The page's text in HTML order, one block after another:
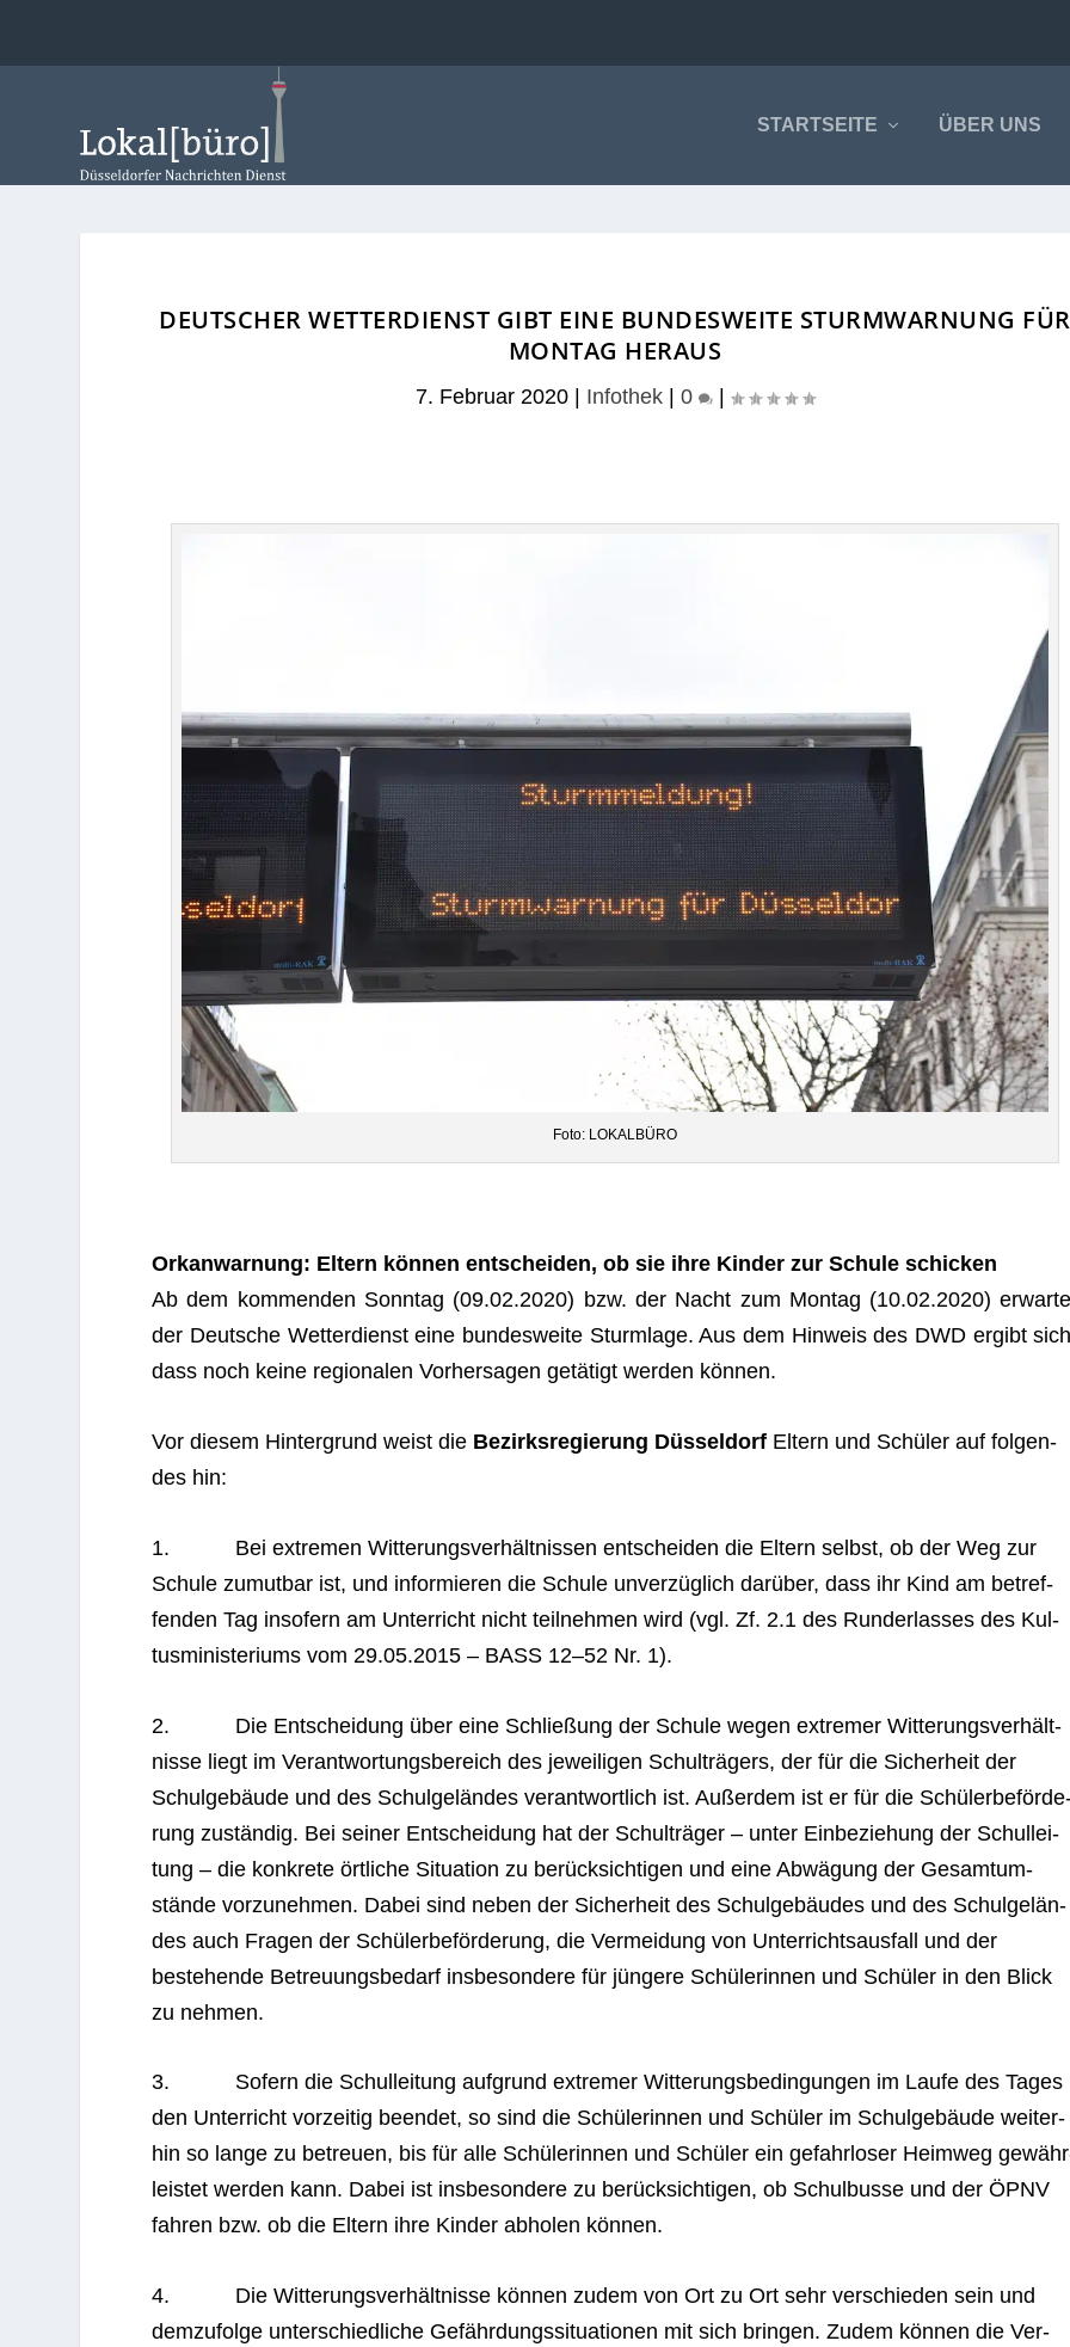
STARTSEITE ÜBER UNS
DEUTSCHER WETTERDIENST GIBT EINE BUNDESWEITE STURMWARNUNG FÜR
MONTAG HERAUS
7. Februar 2020| Infothek| 0 |
Foto: LOKALBÜRO
Orkan­war­nung: Eltern kön­nen ent­schei­den, ob sie ihre Kin­der zur Schule schicken
Ab dem kom­men­den Sonn­tag (09.02.2020) bzw. der Nacht zum Mon­tag (10.02.2020)
der Deut­sche Wet­ter­dienst eine bun­des­weite Sturm­lage. Aus dem Hin­weis des DWD ergibt
dass noch keine regio­na­len Vor­her­sa­gen getä­tigt wer­den können.
Vor die­sem Hin­ter­grund weist die Bezirks­re­gie­rung Düs­sel­dorf Eltern und Schü­ler auf fol­gen­
des hin:
1. Bei extre­men Wit­te­rungs­ver­hält­nis­sen ent­schei­den die Eltern selbst, ob der Weg zur
Schule zumut­bar ist, und infor­mie­ren die Schule unver­züg­lich dar­über, dass ihr Kind am betref­
fen­den Tag inso­fern am Unter­richt nicht teil­neh­men wird (vgl. Zf. 2.1 des Rund­erlas­ses des Kul­
tus­mi­nis­te­ri­ums vom 29.05.2015 – BASS 12–52 Nr. 1).
2. Die Ent­schei­dung über eine Schlie­ßung der Schule wegen extre­mer Wit­te­rungs­ver­hält­
nisse liegt im Ver­ant­wor­tungs­be­reich des jewei­li­gen Schul­trä­gers, der für die Sicher­heit der
Schul­ge­bäude und des Schul­ge­län­des ver­ant­wort­lich ist. Außer­dem ist er für die
rung zustän­dig. Bei sei­ner Ent­schei­dung hat der Schul­trä­ger – unter Ein­be­zie­hung der Schul­lei­
tung – die kon­krete ört­li­che Situa­tion zu berück­sich­ti­gen und eine Abwä­gung der Gesamt­um­
stände vor­zu­neh­men. Dabei sind neben der Sicher­heit des Schul­ge­bäu­des und des Schul­ge­län­
des auch Fra­gen der Schü­ler­be­för­de­rung, die Ver­mei­dung von Unter­richts­aus­fall und der
bestehende Betreu­ungs­be­darf ins­be­son­dere für jün­gere Schü­le­rin­nen und Schü­ler in den Blick
zu nehmen.
3. Sofern die Schul­lei­tung auf­grund extre­mer Wit­te­rungs­be­din­gun­gen im Laufe des Tages
den Unter­richt vor­zei­tig been­det, so sind die Schü­le­rin­nen und Schü­ler im Schul­ge­bäude wei­ter­
hin so lange zu betreuen, bis für alle Schü­le­rin­nen und Schü­ler ein gefahr­lo­ser Heim­weg
leis­tet wer­den kann. Dabei ist ins­be­son­dere zu berück­sich­ti­gen, ob Schul­busse und der ÖPNV
fah­ren bzw. ob die Eltern ihre Kin­der abho­len können.
4. Die Wit­te­rungs­ver­hält­nisse kön­nen zudem von Ort zu Ort sehr ver­schie­den sein und
dem­zu­folge unter­schied­li­che Gefähr­dungs­si­tua­tio­nen mit sich brin­gen. Zudem kön­nen die Ver­